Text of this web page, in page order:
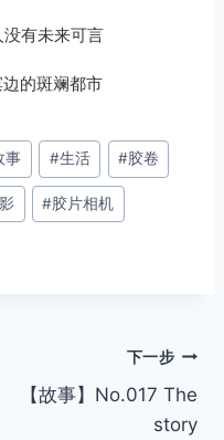
没有未来可言
边的斑斓都市
事 #生活 #胶卷
#胶片相机
下一步
【故事】No.017 The
story